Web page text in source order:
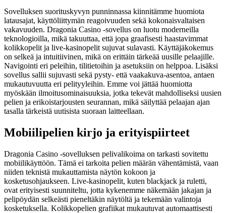
Sovelluksen suorituskyvyn punninnassa kiinnitämme huomiota
latausajat, käyttöliittymän reagoivuuden sekä kokonaisvaltaisen
vakavuuden. Dragonia Casino -sovellus on luotu moderneilla
teknologioilla, mikä takuuttaa, että jopa graafisesti haastavimmat
kolikkopelit ja live-kasinopelit sujuvat sulavasti. Käyttäjäkokemus
on selkeä ja intuitiivinen, mikä on erittäin tärkeää uusille pelaajille.
Navigointi eri peleihin, tilitietoihin ja asetuksiin on helppoa. Lisäksi
sovellus sallii sujuvasti sekä pysty- että vaakakuva-asentoa, antaen
mukautuvuutta eri pelityyleihin. Emme voi jättää huomiotta
myöskään ilmoitusominaisuuksia, jotka tekevät mahdolliseksi uusien
pelien ja erikoistarjousten seurannan, mikä säilyttää pelaajan ajan
tasalla tärkeistä uutisista suoraan laitteellaan.
Mobiilipelien kirjo ja erityispiirteet
Dragonia Casino -sovelluksen pelivalikoima on tarkasti sovitettu
mobiilikäyttöön. Tämä ei tarkoita pelien määrän vähentämistä, vaan
niiden teknistä mukauttamista näytön kokoon ja
kosketusohjaukseen. Live-kasinopelit, kuten blackjack ja ruletti,
ovat erityisesti suunniteltu, jotta kykenemme näkemään jakajan ja
pelipöydän selkeästi pieneltäkin näytöltä ja tekemään valintoja
kosketuksella. Kolikkopelien grafiikat mukautuvat automaattisesti